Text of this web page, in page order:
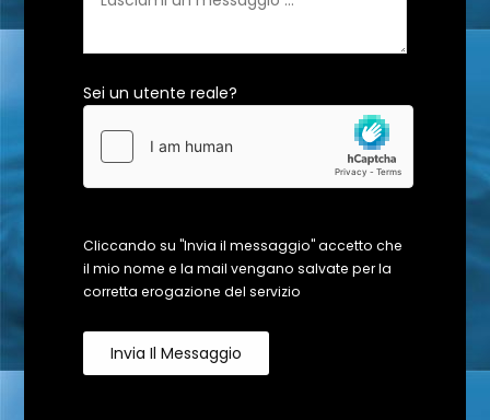
Sei un utente reale?
Cliccando su "Invia il messaggio" accetto che
il mio nome e la mail vengano salvate per la
corretta erogazione del servizio
Invia Il Messaggio